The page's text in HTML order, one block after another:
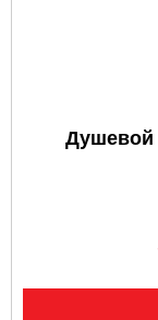
Душевой